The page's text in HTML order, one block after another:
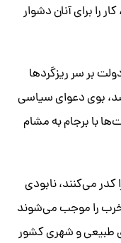
را برای آنان دشوار
بر سر ریزگردها
بوی دعوای سیاسی
با برجام به مشام
کدر می‌کنند، نابودی
را موجب می‌شوند
طبیعی و شهری کشور